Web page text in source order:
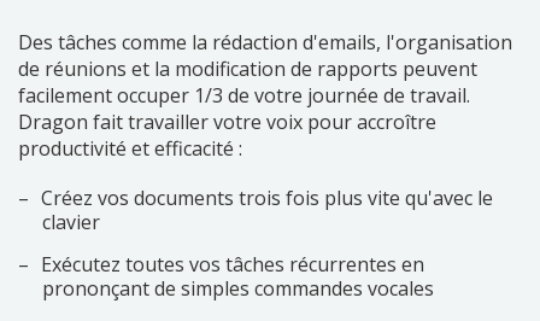
Des tâches comme la rédaction d'emails, l'organisation
de réunions et la modification de rapports peuvent
facilement occuper 1/3 de votre journée de travail.
Dragon fait travailler votre voix pour accroître
productivité et efficacité :
Créez vos documents trois fois plus vite qu'avec le
clavier
Exécutez toutes vos tâches récurrentes en
prononçant de simples commandes vocales